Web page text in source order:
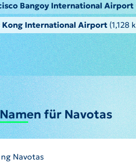
Bangoy International Airport
Kong International Airport (1,128
für Navotas
Navotas